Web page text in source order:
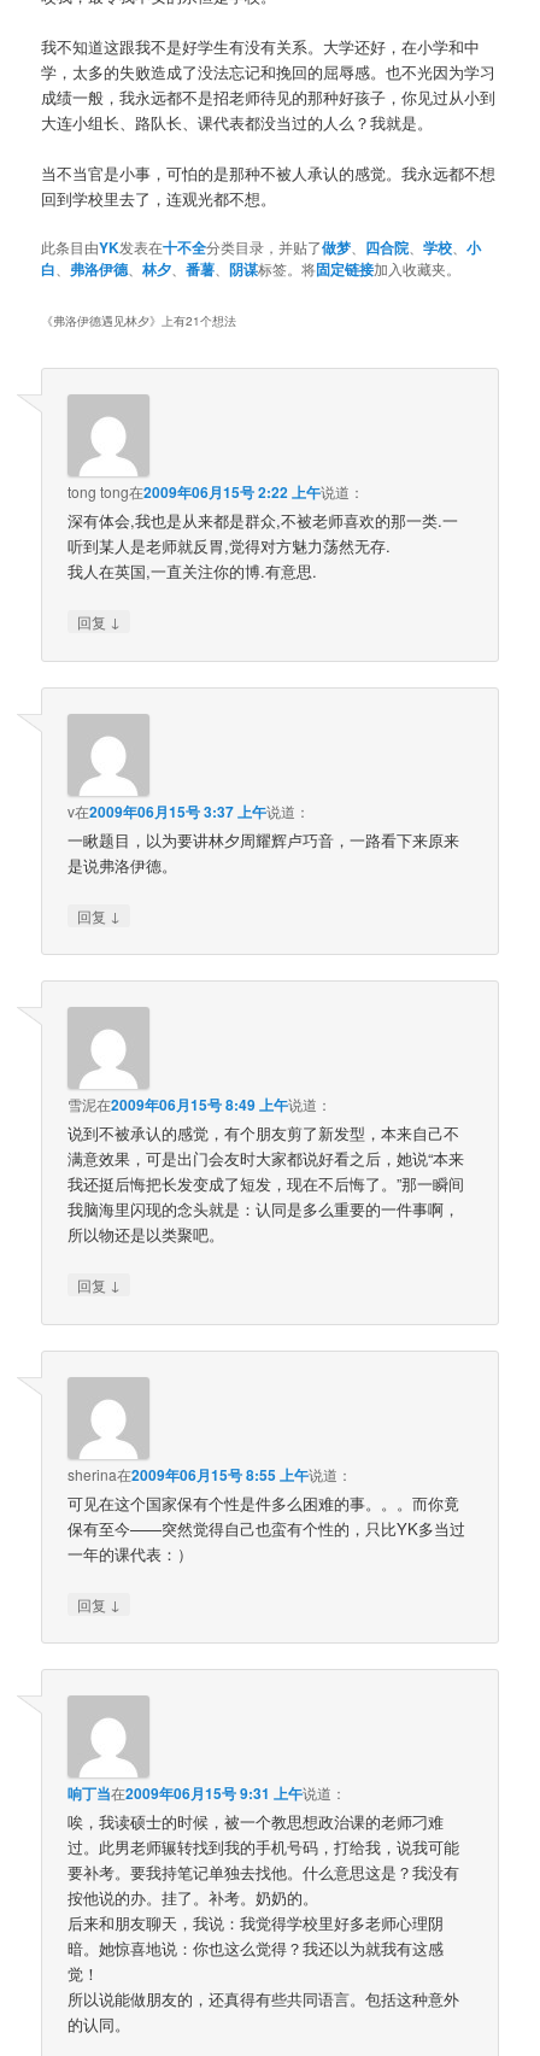
我不知道这跟我不是好学生有没有关系。大学还好，在小学和中
学，太多的失败造成了没法忘记和挽回的屈辱感。也不光因为学习
成绩一般，我永远都不是招老师待见的那种好孩子，你见过从小到
大连小组长、路队长、课代表都没当过的人么？我就是。
当不当官是小事，可怕的是那种不被人承认的感觉。我永远都不想
回到学校里去了，连观光都不想。
此条目由YK发表在十不全分类目录，并贴了做梦 四合院 、学校 、小
白
弗洛伊德 、林夕 、番薯 、阴谋标签。将固定链接加入收藏夹。
《弗洛伊德遇见林夕》上有21个想法
tong tong在2009年06月15号 2:22 上午说道：
深有体会,我也是从来都是群众,不被老师喜欢的那一类.一
听到某人是老师就反胃,觉得对方魅力荡然无存.
我人在英国,一直关注你的博.有意思.
回复 ↓
v在2009年06月15号 3:37 上午说道：
一瞅题目，以为要讲林夕周耀辉卢巧音，一路看下来原来
是说弗洛伊德。
回复 ↓
雪泥在2009年06月15号 8:49 上午说道：
说到不被承认的感觉，有个朋友剪了新发型，本来自己不
满意效果，可是出门会友时大家都说好看之后，她说“本来
我还挺后悔把长发变成了短发，现在不后悔了。”那一瞬间
我脑海里闪现的念头就是：认同是多么重要的一件事啊，
所以物还是以类聚吧。
回复 ↓
sherina在2009年06月15号 8:55 上午说道：
可见在这个国家保有个性是件多么困难的事。。。而你竟
保有至今——突然觉得自己也蛮有个性的，只比YK多当过
一年的课代表：）
回复 ↓
响丁当在2009年06月15号 9:31 上午说道：
唉，我读硕士的时候，被一个教思想政治课的老师刁难
过。此男老师辗转找到我的手机号码，打给我，说我可能
要补考。要我持笔记单独去找他。什么意思这是？我没有
按他说的办。挂了。补考。奶奶的。
后来和朋友聊天，我说：我觉得学校里好多老师心理阴
暗。她惊喜地说：你也这么觉得？我还以为就我有这感
觉！
所以说能做朋友的，还真得有些共同语言。包括这种意外
的认同。